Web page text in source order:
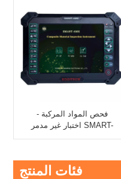
فحص المواد المركبة -
اختبار غير مدمر SMART-
فئات المنتج